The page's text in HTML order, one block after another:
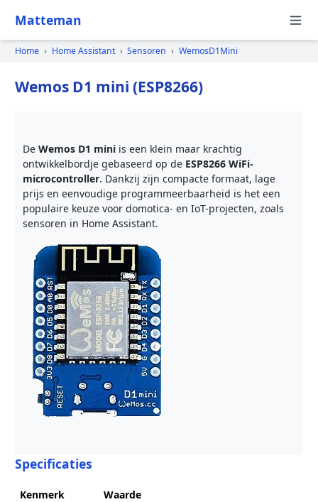
Matteman
Home › Home Assistant › Sensoren › WemosD1Mini
Wemos D1 mini (ESP8266)
De Wemos D1 miniis een klein maar krachtig
ontwikkelbordje gebaseerd op de ESP8266 WiFi-
microcontroller. Dankzij zijn compacte formaat, lage
prijs en eenvoudige programmeerbaarheid is het een
populaire keuze voor domotica- en IoT-projecten, zoals
sensoren in Home Assistant.
Specificaties
Kenmerk
Waarde